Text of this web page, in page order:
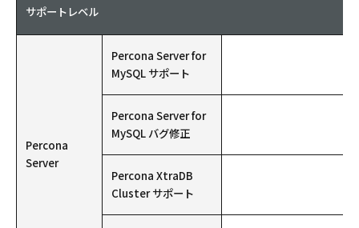
サポートレベル
Percona
Server
Percona Server for
MySQL サポート
Percona Server for
MySQL バグ修正
Percona XtraDB
Cluster サポート